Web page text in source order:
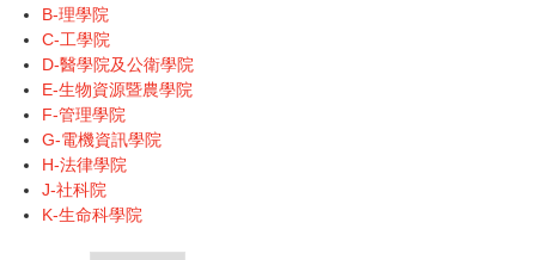
B-理學院
C-工學院
D-醫學院及公衛學院
E-生物資源暨農學院
F-管理學院
G-電機資訊學院
H-法律學院
J-社科院
K-生命科學院